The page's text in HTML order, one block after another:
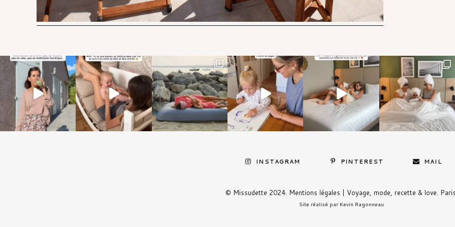
INSTAGRAM PINTEREST MAIL
© Missudette 2024. Mentions légales | Voyage, mode, recette & love.
Site réalisé par Kevin Ragonneau